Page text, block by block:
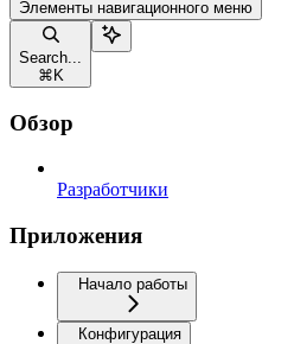
Элементы навигационного меню
Search...
⌘ K
Обзор
Разработчики
Приложения
Начало работы
Конфигурация